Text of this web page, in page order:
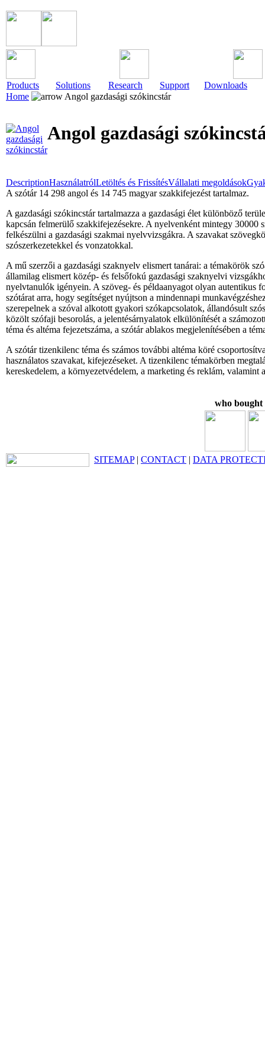
Products Solutions Research Support
Downloads
Home
Angol gazdasági szókincstár
Angol gazdasági
DescriptionHasználatrólLetöltés és FrissítésVállalati megoldások
A szótár 14 298 angol és 14 745 magyar szakkifejezést tartalmaz.
A gazdasági szókincstár tartalmazza a gazdasági élet különböző
kapcsán felmerülő szakkifejezésekre. A nyelvenként mintegy 30000
felkészülni a gazdasági szakmai nyelvvizsgákra. A szavakat
szószerkezetekkel és vonzatokkal.
A mű szerzői a gazdasági szaknyelv elismert tanárai: a témakörök
államilag elismert közép- és felsőfokú gazdasági szaknyelvi
nyelvtanulók igényein. A szöveg- és példaanyagot olyan autentikus
szótárat arra, hogy segítséget nyújtson a mindennapi
szerepelnek a szóval alkotott gyakori szókapcsolatok, állandósult
közölt szófaji besorolás, a jelentésárnyalatok elkülönítését a
téma és altéma fejezetszáma, a szótár ablakos megjelenítésében a
A szótár tizenkilenc téma és számos további altéma köré
használatos szavakat, kifejezéseket. A tizenkilenc témakörben
kereskedelem, a környezetvédelem, a marketing és reklám,
who bought
SITEMAP| CONTACT | DATA